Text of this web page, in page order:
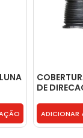
DE
ADICIONAR